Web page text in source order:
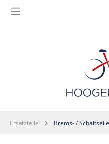
Ersatzteile Brems- / Schaltseile